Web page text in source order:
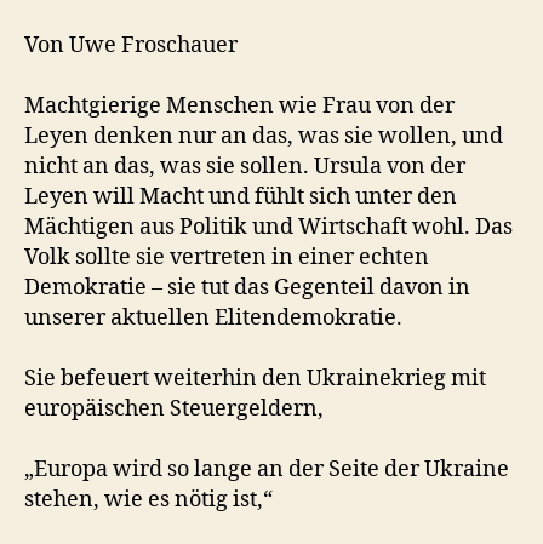
Von Uwe Froschauer
Machtgierige Menschen wie Frau von der
Leyen denken nur an das, was sie wollen, und
nicht an das, was sie sollen. Ursula von der
Leyen will Macht und fühlt sich unter den
Mächtigen aus Politik und Wirtschaft wohl. Das
Volk sollte sie vertreten in einer echten
Demokratie – sie tut das Gegenteil davon in
unserer aktuellen Elitendemokratie.
Sie befeuert weiterhin den Ukrainekrieg mit
europäischen Steuergeldern,
„Europa wird so lange an der Seite der Ukraine
stehen, wie es nötig ist,“